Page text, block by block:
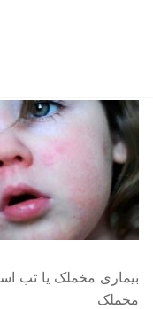
جستجو برای:
بیماری مخملک یا تب
مخملک